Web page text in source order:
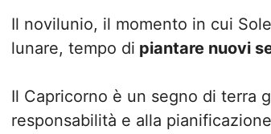
Il novilunio, il momento in cui
lunare, tempo di piantare nuovi
Il Capricorno è un segno di terra
responsabilità e alla